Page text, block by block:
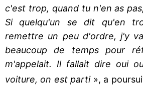
c'est trop, quand tu n'en as
Si quelqu'un se dit qu'en
remettre un peu d'ordre, j'y
beaucoup de temps pour
m'appelait. Il fallait dire oui
voiture, on est parti», a